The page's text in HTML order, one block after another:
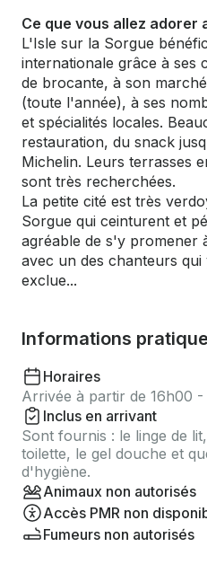
Ce que vous allez adorer
L'Isle sur la Sorgue
internationale grâce à ses
de brocante, à son
(toute l'année), à ses
et spécialités locales.
restauration, du snack
Michelin. Leurs terrasses
sont très recherchées.
La petite cité est très
Sorgue qui ceinturent et
agréable de s'y promener
avec un des chanteurs
exclue...
Informations
Horaires
Arrivée à partir de 16h00
Inclus en arrivant
Sont fournis : le linge de
toilette, le gel douche et
d'hygiène.
Animaux non autorisés
Accès PMR non
Fumeurs non autorisés